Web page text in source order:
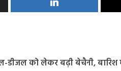
डीजल को लेकर बढ़ी बेचैनी, बारिश